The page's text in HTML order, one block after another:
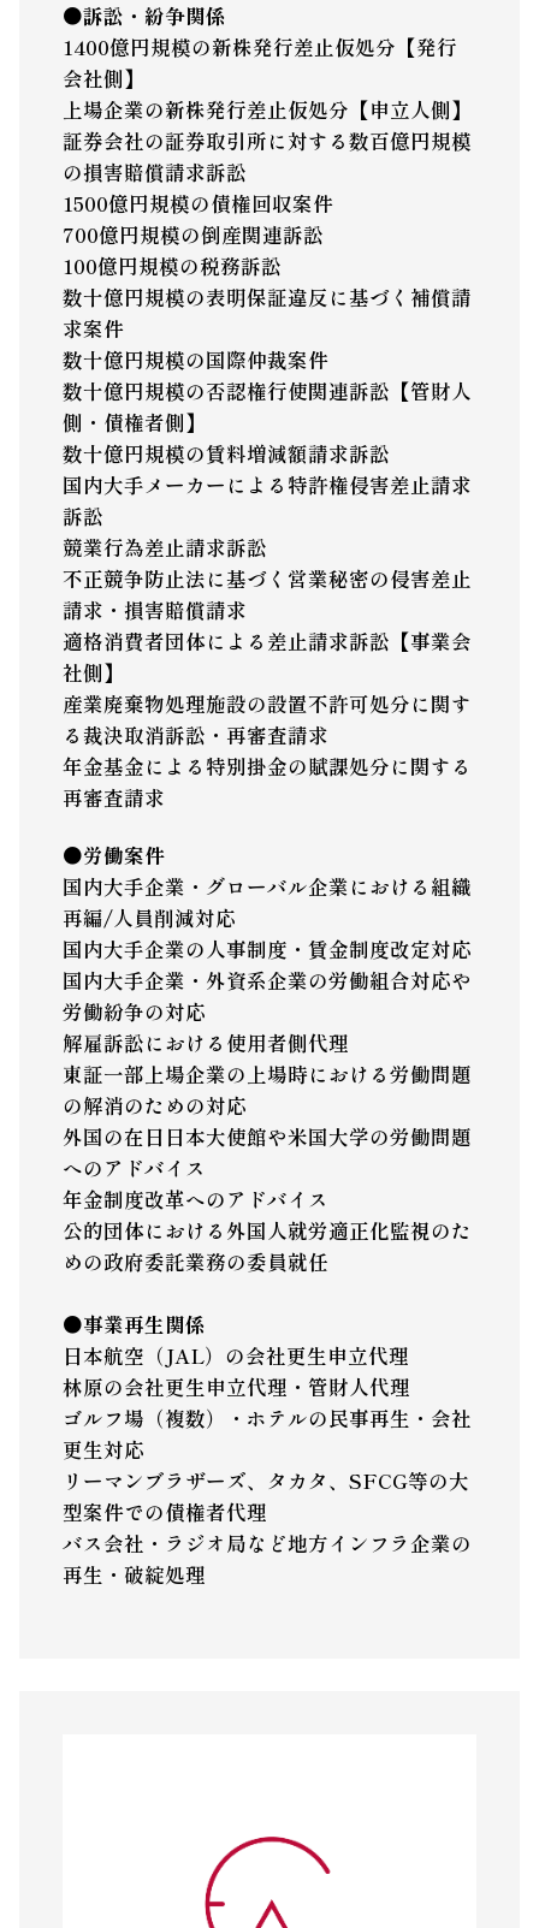
●訴訟・紛争関係
1400億円規模の新株発行差止仮処分【発行
会社側】
上場企業の新株発行差止仮処分【申立人側】
証券会社の証券取引所に対する数百億円規模
の損害賠償請求訴訟
1500億円規模の債権回収案件
700億円規模の倒産関連訴訟
100億円規模の税務訴訟
数十億円規模の表明保証違反に基づく補償請
求案件
数十億円規模の国際仲裁案件
数十億円規模の否認権行使関連訴訟【管財人
側・債権者側】
数十億円規模の賃料増減額請求訴訟
国内大手メーカーによる特許権侵害差止請求
訴訟
競業行為差止請求訴訟
不正競争防止法に基づく営業秘密の侵害差止
請求・損害賠償請求
適格消費者団体による差止請求訴訟【事業会
社側】
産業廃棄物処理施設の設置不許可処分に関す
る裁決取消訴訟・再審査請求
年金基金による特別掛金の賦課処分に関する
再審査請求
●労働案件
国内大手企業・グローバル企業における組織
再編/人員削減対応
国内大手企業の人事制度・賃金制度改定対応
国内大手企業・外資系企業の労働組合対応や
労働紛争の対応
解雇訴訟における使用者側代理
東証一部上場企業の上場時における労働問題
の解消のための対応
外国の在日日本大使館や米国大学の労働問題
へのアドバイス
年金制度改革へのアドバイス
公的団体における外国人就労適正化監視のた
めの政府委託業務の委員就任
●事業再生関係
日本航空（JAL）の会社更生申立代理
林原の会社更生申立代理・管財人代理
ゴルフ場（複数）・ホテルの民事再生・会社
更生対応
リーマンブラザーズ、タカタ、SFCG等の大
型案件での債権者代理
バス会社・ラジオ局など地方インフラ企業の
再生・破綻処理